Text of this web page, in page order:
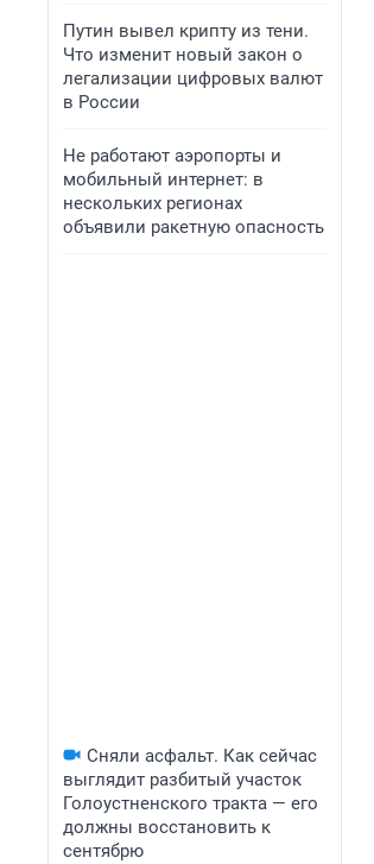
Путин вывел крипту из тени.
Что изменит новый закон о
легализации цифровых валют
в России
Не работают аэропорты и
мобильный интернет: в
нескольких регионах
объявили ракетную опасность
Сняли асфальт. Как сейчас
выглядит разбитый участок
Голоустненского тракта — его
должны восстановить к
сентябрю